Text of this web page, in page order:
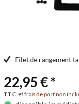
Filet de rangement
22,95 € *
T.T.C. etfrais de port non